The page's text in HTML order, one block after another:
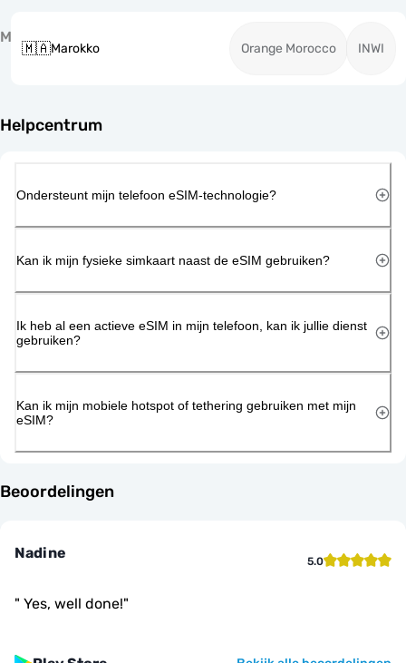
M
🇲🇦Marokko Orange Morocco INWI
Helpcentrum
Ondersteunt mijn telefoon eSIM-technologie?
Kan ik mijn fysieke simkaart naast de eSIM gebruiken?
Ik heb al een actieve eSIM in mijn telefoon, kan ik jullie dienst
gebruiken?
Kan ik mijn mobiele hotspot of tethering gebruiken met mijn
eSIM?
Beoordelingen
Nadine 5.0
" Yes, well done!"